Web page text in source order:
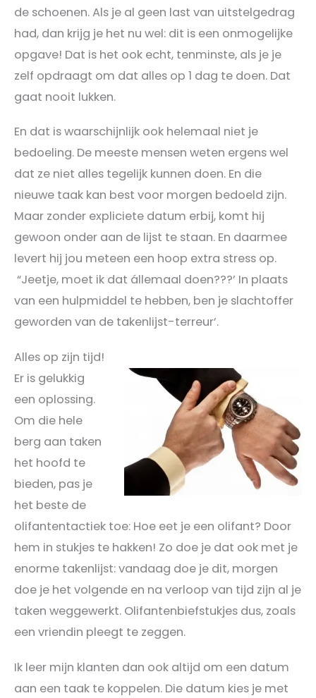
de schoenen. Als je al geen last van uitstelgedrag
had, dan krijg je het nu wel: dit is een onmogelijke
opgave! Dat is het ook echt, tenminste, als je je
zelf opdraagt om dat alles op 1 dag te doen. Dat
gaat nooit lukken.
En dat is waarschijnlijk ook helemaal niet je
bedoeling. De meeste mensen weten ergens wel
dat ze niet alles tegelijk kunnen doen. En die
nieuwe taak kan best voor morgen bedoeld zijn.
Maar zonder expliciete datum erbij, komt hij
gewoon onder aan de lijst te staan. En daarmee
levert hij jou meteen een hoop extra stress op.
“Jeetje, moet ik dat állemaal doen???’ In plaats
van een hulpmiddel te hebben, ben je slachtoffer
geworden van de takenlijst-terreur’.
Alles op zijn tijd!
Er is gelukkig
een oplossing.
Om die hele
berg aan taken
het hoofd te
bieden, pas je
het beste de
olifantentactiek toe: Hoe eet je een olifant? Door
hem in stukjes te hakken! Zo doe je dat ook met je
enorme takenlijst: vandaag doe je dit, morgen
doe je het volgende en na verloop van tijd zijn al je
taken weggewerkt. Olifantenbiefstukjes dus, zoals
een vriendin pleegt te zeggen.
Ik leer mijn klanten dan ook altijd om een datum
aan een taak te koppelen. Die datum kies je met